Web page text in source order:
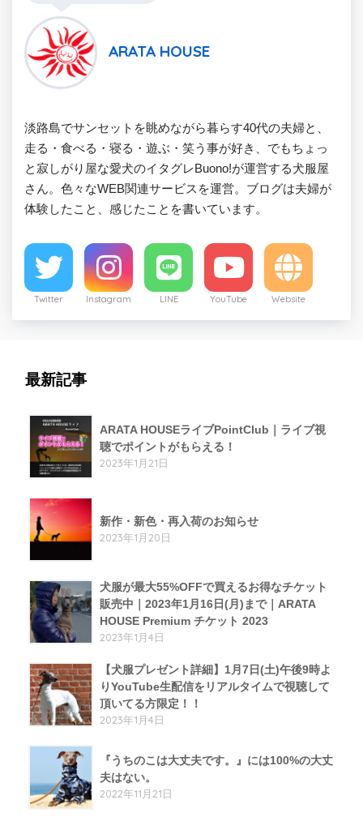
ARATA HOUSE
淡路島でサンセットを眺めながら暮らす40代の夫婦と、
走る・食べる・寝る・遊ぶ・笑う事が好き、でもちょっ
と寂しがり屋な愛犬のイタグレBuono!が運営する犬服屋
さん。色々なWEB関連サービスを運営。ブログは夫婦が
体験したこと、感じたことを書いています。
Twitter Instagram LINE YouTube Website
最新記事
ARATA HOUSEライブPointClub｜ライブ視
聴でポイントがもらえる！
2023年1月21日
新作・新色・再入荷のお知らせ
2023年1月20日
犬服が最大55%OFFで買えるお得なチケット
販売中｜2023年1月16日(月)まで｜ARATA
HOUSE Premium チケット 2023
2023年1月4日
【犬服プレゼント詳細】1月7日(土)午後9時よ
りYouTube生配信をリアルタイムで視聴して
頂いてる方限定！！
2023年1月4日
『うちのこは大丈夫です。』には100%の大丈
夫はない。
2022年11月21日